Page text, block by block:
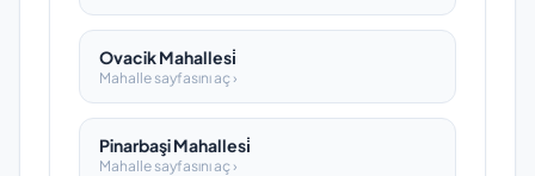
Ovacik Mahallesi̇
Mahalle sayfasını aç ›
Pinarbaşi Mahallesi̇
Mahalle sayfasını aç ›